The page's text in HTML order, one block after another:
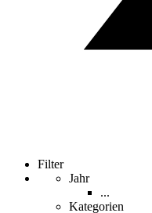
Filter
Jahr
...
Kategorien